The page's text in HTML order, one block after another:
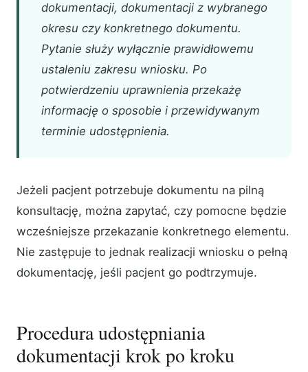
dokumentacji, dokumentacji z wybranego
okresu czy konkretnego dokumentu.
Pytanie służy wyłącznie prawidłowemu
ustaleniu zakresu wniosku. Po
potwierdzeniu uprawnienia przekażę
informację o sposobie i przewidywanym
terminie udostępnienia.
Jeżeli pacjent potrzebuje dokumentu na pilną
konsultację, można zapytać, czy pomocne będzie
wcześniejsze przekazanie konkretnego elementu.
Nie zastępuje to jednak realizacji wniosku o pełną
dokumentację, jeśli pacjent go podtrzymuje.
Procedura udostępniania
dokumentacji krok po kroku